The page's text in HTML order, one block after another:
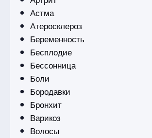
Астма
Атеросклероз
Беременность
Бесплодие
Бессонница
Боли
Бородавки
Бронхит
Варикоз
Волосы